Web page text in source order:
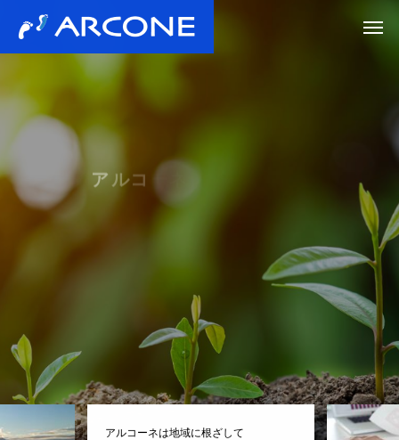
アルコー
らしに
不動産サービスから健康関連まで
サポートを広げてまいります
アルコーネは地域に根ざして